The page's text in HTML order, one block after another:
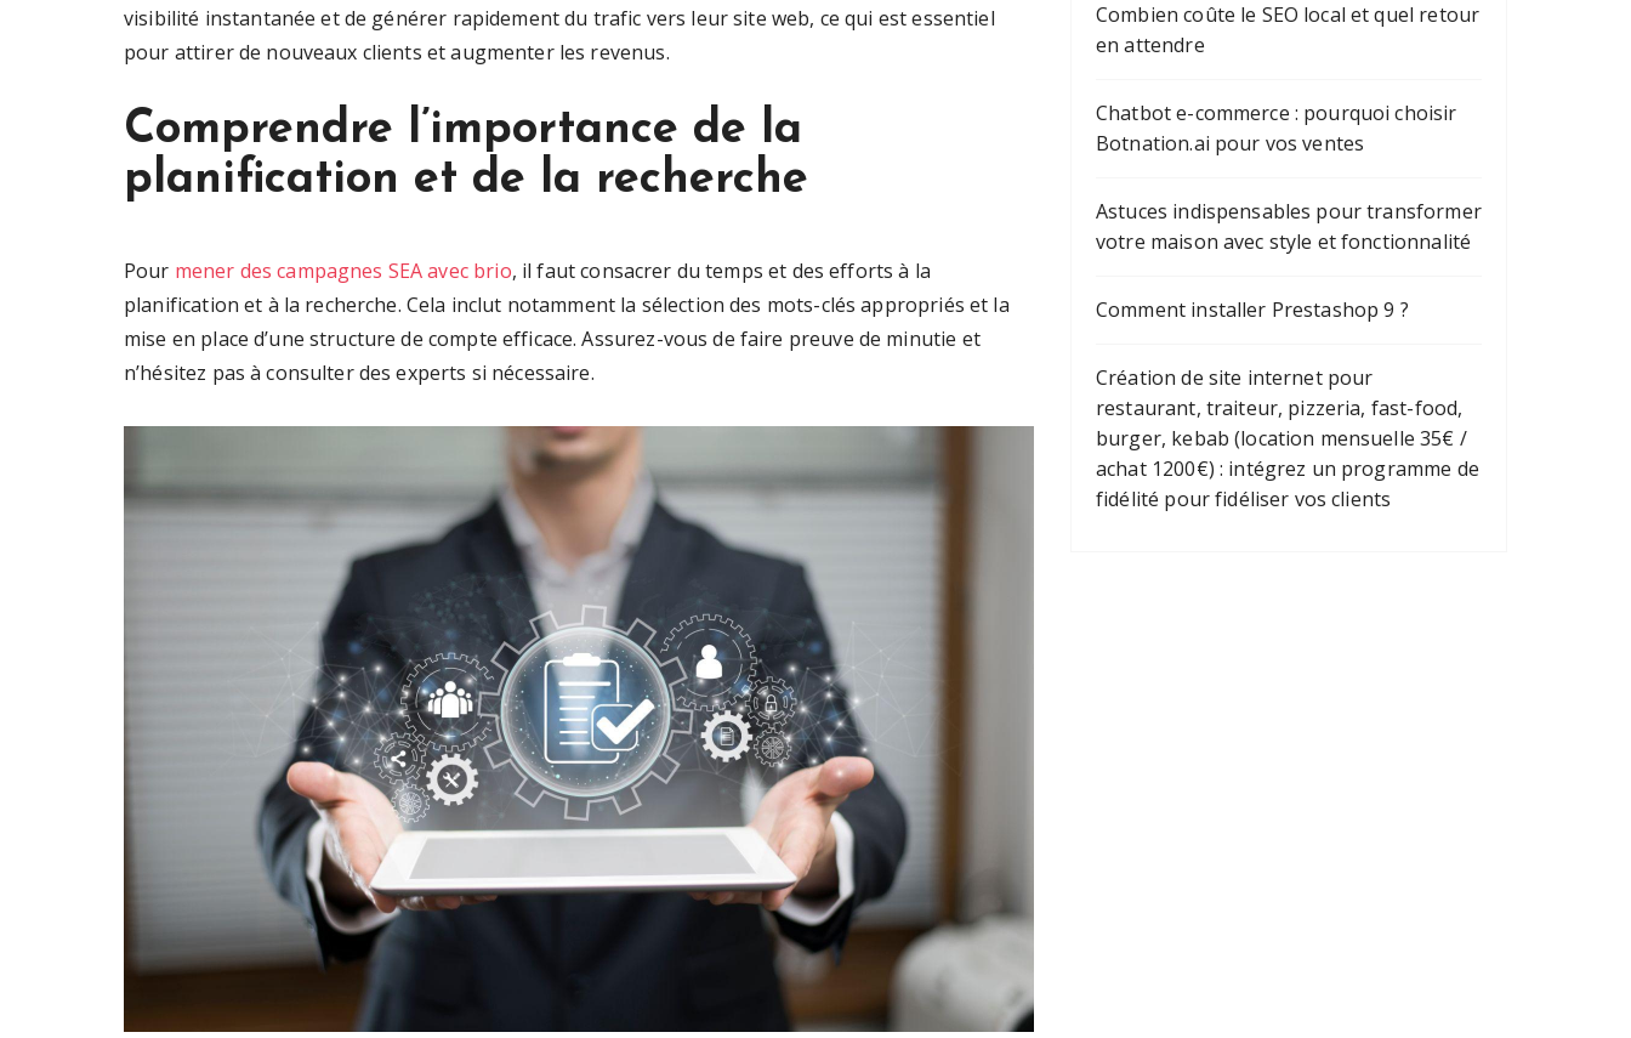
visibilité instantanée et de générer rapidement du trafic vers leur site web, ce qui est essentiel
pour attirer de nouveaux clients et augmenter les revenus.
Comprendre l’importance de la
planification et de la recherche
Pour mener des campagnes SEA avec brio, il faut consacrer du temps et des efforts à la
planification et à la recherche. Cela inclut notamment la sélection des mots-clés appropriés et la
mise en place d’une structure de compte efficace. Assurez-vous de faire preuve de minutie et
n’hésitez pas à consulter des experts si nécessaire.
Combien coûte le SEO local et quel retour
en attendre
Chatbot e-commerce : pourquoi choisir
Botnation.ai pour vos ventes
Astuces indispensables pour transformer
votre maison avec style et fonctionnalité
Comment installer Prestashop 9 ?
Création de site internet pour
restaurant, traiteur, pizzeria, fast-food,
burger, kebab (location mensuelle 35€ /
achat 1200€) : intégrez un programme de
fidélité pour fidéliser vos clients